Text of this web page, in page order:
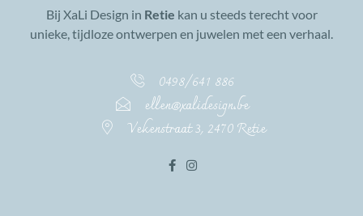
Bij XaLi Design in Retie kan u steeds terecht voor
unieke, tijdloze ontwerpen en juwelen met een verhaal.
0498/641 886
ellen@xalidesign.be
Vekenstraat 3, 2470 Retie